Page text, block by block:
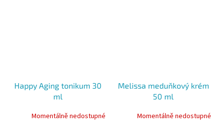
Happy Aging tonikum 30
ml
Momentálně nedostupné
Melissa meduňkový krém
50 ml
Momentálně nedostupné